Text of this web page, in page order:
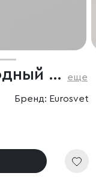
Настенный светодиодный светильник Ragno еще
Бренд: Eurosvet